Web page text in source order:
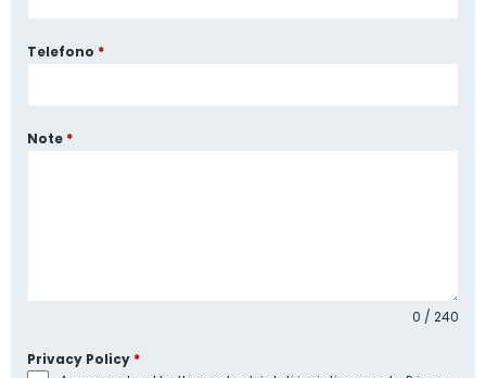
Telefono *
Note *
0 / 240
Privacy Policy *